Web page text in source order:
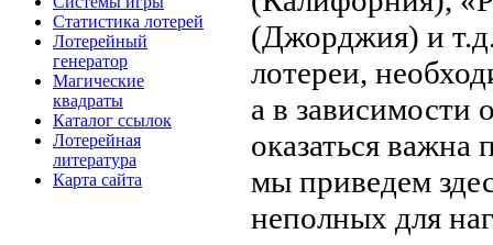
Статистика лотерей
Лотерейный
генератор
Магические
квадраты
Каталог ссылок
Лотерейная
литература
Карта сайта
(Джорджия) и
лотереи,
а в зависимости
оказаться важна
мы приведем
неполных для